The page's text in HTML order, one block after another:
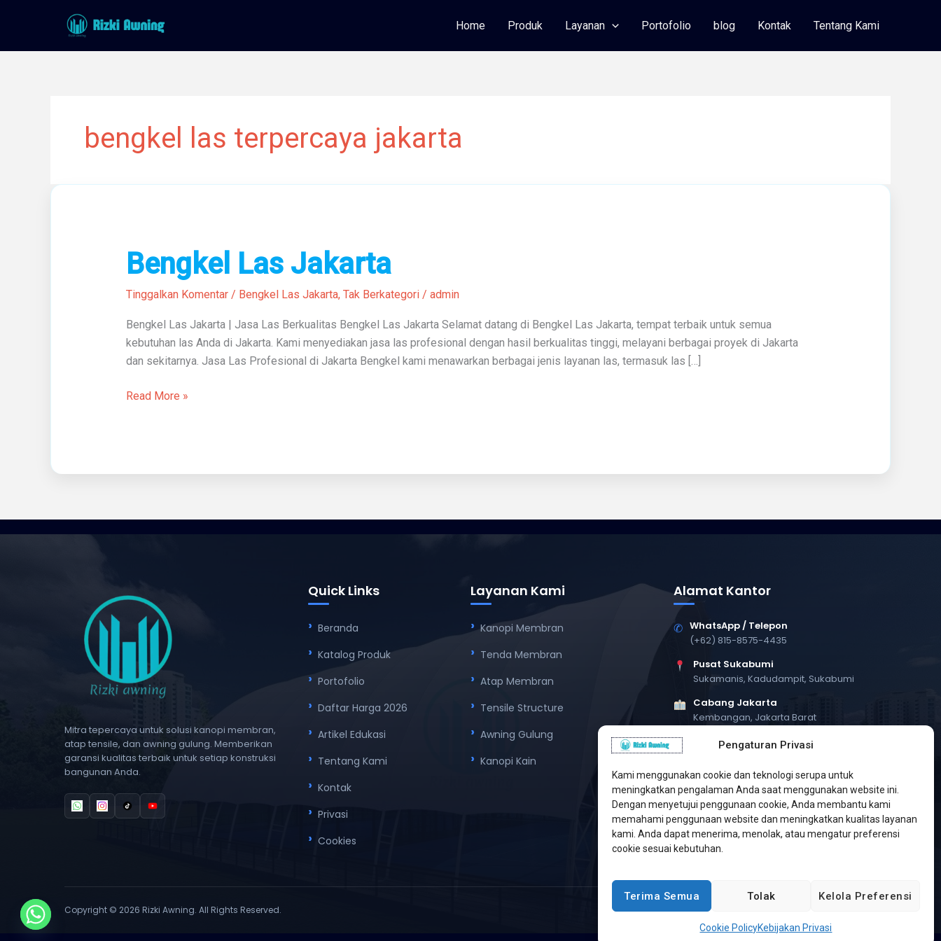
Pengaturan Privasi
Kami menggunakan cookie dan teknologi serupa untuk
meningkatkan pengalaman Anda saat menggunakan website ini.
Dengan menyetujui penggunaan cookie, Anda membantu kami
memahami penggunaan website dan meningkatkan kualitas layanan
kami. Anda dapat menerima, menolak, atau mengatur preferensi
cookie sesuai kebutuhan.
Terima Semua Tolak Kelola Preferensi
Cookie PolicyKebijakan Privasi
Home Produk Layanan Portofolio blog Kontak Tentang Kami
bengkel las terpercaya jakarta
Bengkel Las Jakarta
Tinggalkan Komentar / Bengkel Las Jakarta, Tak Berkategori/ admin
Bengkel Las Jakarta | Jasa Las Berkualitas Bengkel Las Jakarta Selamat datang di Bengkel Las Jakarta, tempat terbaik untuk semua
kebutuhan las Anda di Jakarta. Kami menyediakan jasa las profesional dengan hasil berkualitas tinggi, melayani berbagai proyek di Jakarta
dan sekitarnya. Jasa Las Profesional di Jakarta Bengkel kami menawarkan berbagai jenis layanan las, termasuk las […]
Bengkel
Las
Jakarta
Read More »
Mitra tepercaya untuk solusi kanopi membran,
atap tensile, dan awning gulung. Memberikan
garansi kualitas terbaik untuk setiap konstruksi
bangunan Anda.
Quick Links
Beranda
Katalog Produk
Portofolio
Daftar Harga 2026
Artikel Edukasi
Tentang Kami
Kontak
Privasi
Cookies
Layanan Kami
Kanopi Membran
Tenda Membran
Atap Membran
Tensile Structure
Awning Gulung
Kanopi Kain
Alamat Kantor
✆ WhatsApp / Telepon
(+62) 815-8575-4435
Pusat Sukabumi
Sukamanis, Kadudampit, Sukabumi
Cabang Jakarta
Kembangan, Jakarta Barat
Workshop Bintaro
Copyright © 2026 Rizki Awning. All Rights Reserved.